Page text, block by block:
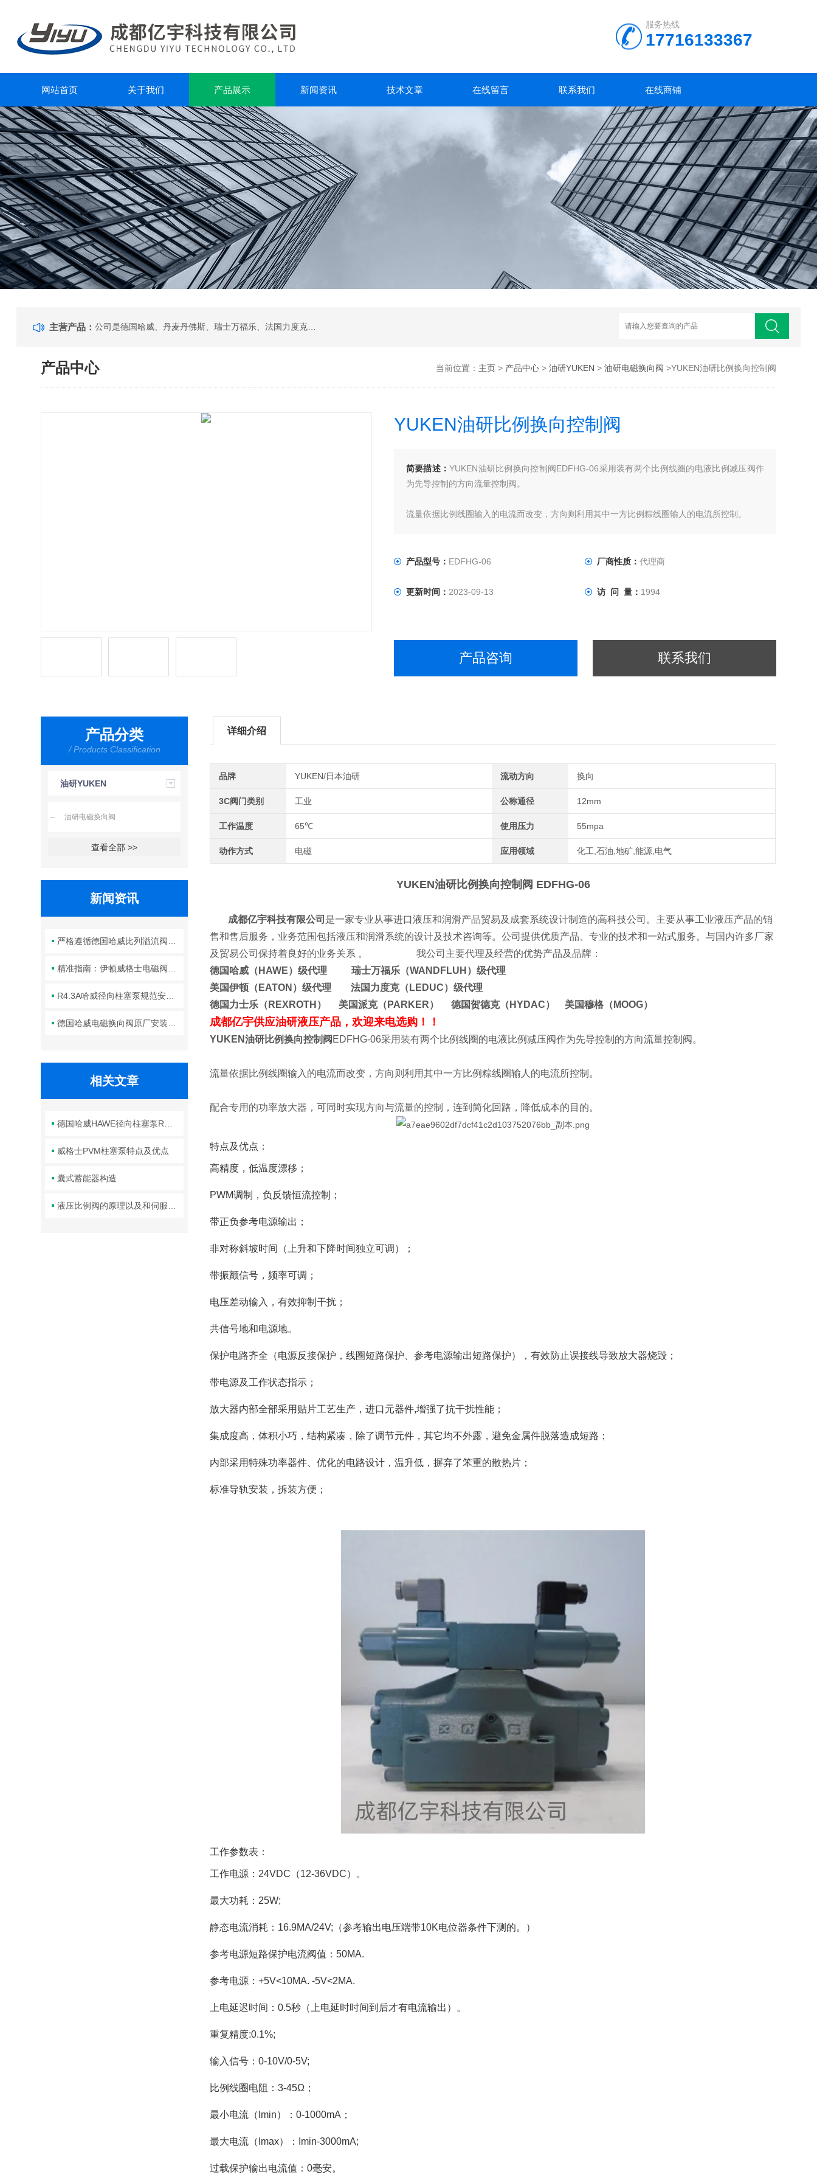
服务热线
17716133367
网站首页 关于我们 产品展示 新闻资讯 技术文章 在线留言 联系我们 在线商铺
主营产品：
产品中心 当前位置： 主页> 产品中心> 油研YUKEN > 油研电磁换向阀 >YUKEN油研比例换向控制阀
YUKEN油研比例换向控制阀
简要描述：YUKEN油研比例换向控制阀EDFHG-06采用装有两个比例线圈的电液比例减压阀作
为先导控制的方向流量控制阀。
流量依据比例线圈输入的电流而改变，方向则利用其中一方比例粽线圈输人的电流所控制。
产品型号： EDFHG-06 厂商性质：代理商
更新时间： 2023-09-13 访 问 量： 1994
产品咨询 联系我们
产品分类
/ Products Classification
油研YUKEN
油研电磁换向阀
查看全部 >>
新闻资讯
相关文章
威格士PVM柱塞泵特点及优点
囊式蓄能器构造
详细介绍
品牌 YUKEN/日本油研 流动方向 换向
3C阀门类别 工业 公称通径 12mm
工作温度 65℃ 使用压力 55mpa
动作方式 电磁 应用领域 化工,石油,地矿,能源,电气
YUKEN油研比例换向控制阀 EDFHG-06
成都亿宇科技有限公司 是一家专业从事进口液压和润滑产品贸易及成套系统设计制造的高科技公司。主要从事工业液压产品的销
售和售后服务，业务范围包括液压和润滑系统的设计及技术咨询等。公司提供优质产品、专业的技术和一站式服务。与国内许多厂家
及贸易公司保持着良好的业务关系 。 我公司主要代理及经营的优势产品及品牌：
德国哈威（HAWE）级代理 瑞士万福乐（WANDFLUH）级代理
美国伊顿（EATON）级代理 法国力度克（LEDUC）级代理
德国力士乐（REXROTH） 美国派克（PARKER） 德国贺德克（HYDAC） 美国穆格（MOOG）
成都亿宇供应油研液压产品，欢迎来电选购！！
YUKEN油研比例换向控制阀 EDFHG-06采用装有两个比例线圈的电液比例减压阀作为先导控制的方向流量控制阀。
流量依据比例线圈输入的电流而改变，方向则利用其中一方比例粽线圈输人的电流所控制。
配合专用的功率放大器，可同时实现方向与流量的控制，连到简化回路，降低成本的目的。
特点及优点：
高精度，低温度漂移；
PWM调制，负反馈恒流控制；
带正负参考电源输出；
非对称斜坡时间（上升和下降时间独立可调）；
带振颤信号，频率可调；
电压差动输入，有效抑制干扰；
共信号地和电源地。
保护电路齐全（电源反接保护，线圈短路保护、参考电源输出短路保护），有效防止误接线导致放大器烧毁；
带电源及工作状态指示；
放大器内部全部采用贴片工艺生产，进口元器件,增强了抗干扰性能；
集成度高，体积小巧，结构紧凑，除了调节元件，其它均不外露，避免金属件脱落造成短路；
内部采用特殊功率器件、优化的电路设计，温升低，摒弃了笨重的散热片；
标准导轨安装，拆装方便；
工作参数表：
工作电源：24VDC（12-36VDC）。
最大功耗：25W;
静态电流消耗：16.9MA/24V;（参考输出电压端带10K电位器条件下测的。）
参考电源短路保护电流阀值：50MA.
参考电源：+5V<10MA. -5V<2MA.
上电延迟时间：0.5秒（上电延时时间到后才有电流输出）。
重复精度:0.1%;
输入信号：0-10V/0-5V;
比例线圈电阻：3-45Ω；
最小电流（Imin）：0-1000mA；
最大电流（Imax）：Imin-3000mA;
过载保护输出电流值：0毫安。